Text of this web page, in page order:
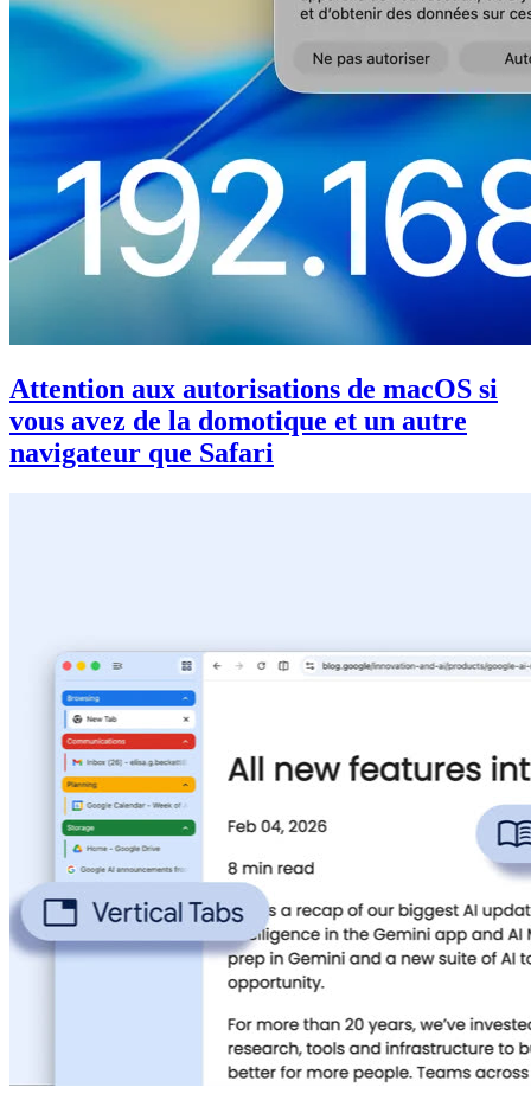
Attention aux autorisations de macOS si
vous avez de la domotique et un autre
navigateur que Safari